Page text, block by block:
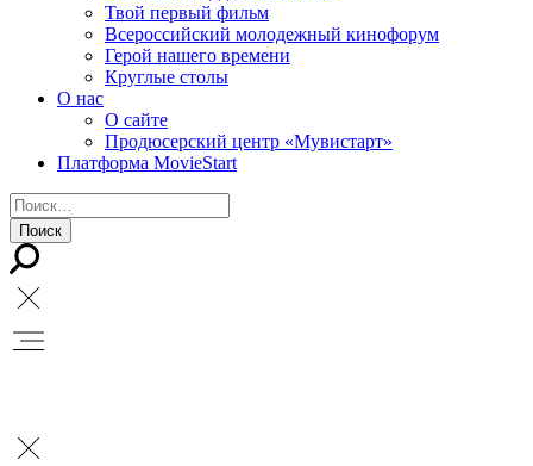
Твой первый фильм
Всероссийский молодежный кинофорум
Герой нашего времени
Круглые столы
О нас
О сайте
Продюсерский центр «Мувистарт»
Платформа MovieStart